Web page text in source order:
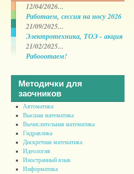
12/04/2026...
Работаем, сессия на носу 2026
21/09/2025...
Электротехника, ТОЭ - акция
21/02/2025...
Рабооотаем!
Методички для
заочников
Автоматика
Высшая математика
Вычислительная математика
Гидравлика
Дискретная математика
Идеология
Иностранный язык
Информатика